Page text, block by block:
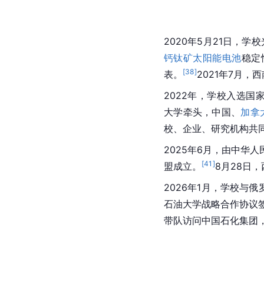
2020年5月21日，学校
钙钛矿太阳能电池稳定
表。
[38]2021年7月，
2022年，学校入选国
大学牵头，中国、 加拿
校、企业、研究机构共
2025年6月，由中华人
盟成立。
[41 ]8月28日，
2026年1月，学校与俄
石油大学战略合作协议
带队访问中国石化集团